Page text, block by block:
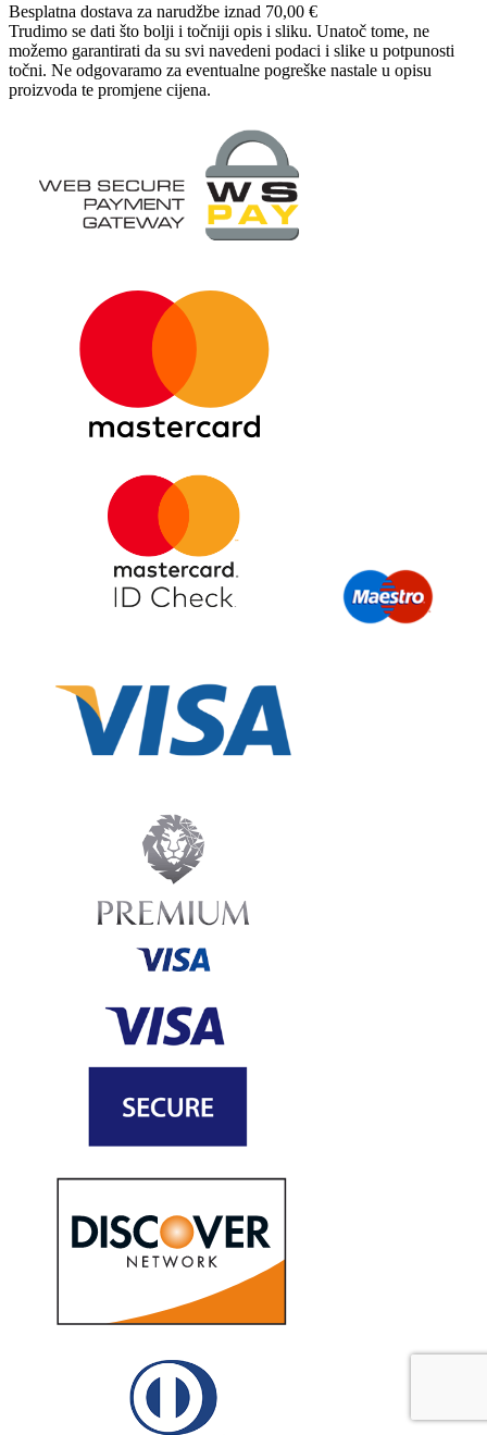
Besplatna dostava za narudžbe iznad 70,00 €
Trudimo se dati što bolji i točniji opis i sliku. Unatoč tome, ne
možemo garantirati da su svi navedeni podaci i slike u potpunosti
točni. Ne odgovaramo za eventualne pogreške nastale u opisu
proizvoda te promjene cijena.